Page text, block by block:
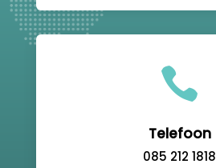

Telefoon
085 212 1818